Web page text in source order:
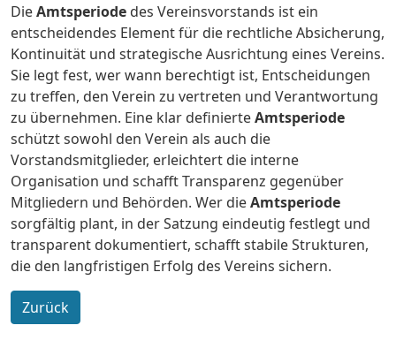
DieAmtsperiode des Vereinsvorstands ist ein
entscheidendes Element für die rechtliche Absicherung,
Kontinuität und strategische Ausrichtung eines Vereins.
Sie legt fest, wer wann berechtigt ist, Entscheidungen
zu treffen, den Verein zu vertreten und Verantwortung
zu übernehmen. Eine klar definierteAmtsperiode
schützt sowohl den Verein als auch die
Vorstandsmitglieder, erleichtert die interne
Organisation und schafft Transparenz gegenüber
Mitgliedern und Behörden. Wer dieAmtsperiode
sorgfältig plant, in der Satzung eindeutig festlegt und
transparent dokumentiert, schafft stabile Strukturen,
die den langfristigen Erfolg des Vereins sichern.
Zurück